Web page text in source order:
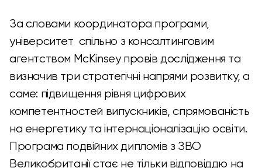
За словами координатора програми,
університет спільно з консалтинговим
агентством McKinsey провів дослідження та
визначив три стратегічні напрями розвитку, а
саме: підвищення рівня цифрових
компетентностей випускників, спрямованість
на енергетику та інтернаціоналізацію освіти.
Програма подвійних дипломів з ЗВО
Великобританії стає не тільки відповіддю на